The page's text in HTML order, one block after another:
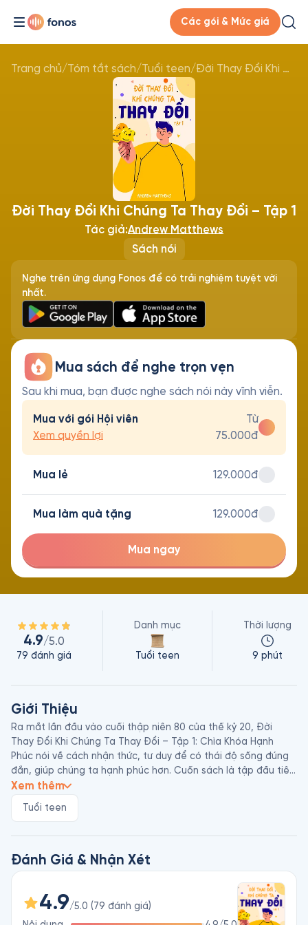
Các gói & Mức giá
Trang chủ/Tóm tắt sách/Tuổi teen/ Đời Thay Đổi Khi Chúng Ta Thay Đổi – Tập 1
Sách nói
Đời Thay Đổi Khi Chúng Ta Thay Đổi – Tập 1
Tác giả:Andrew Matthews
Nghe trên ứng dụng Fonos để có trải nghiệm tuyệt vời
nhất.
Mua sách để nghe trọn vẹn
Sau khi mua, bạn được nghe sách nói này vĩnh viễn.
Mua với gói Hội viên
Xem quyền lợi
Từ
75.000đ
Mua lẻ 129.000đ
Mua làm quà tặng 129.000đ
Mua ngay
4.9/5.0
79 đánh giá
Danh mục
Tuổi teen
Thời lượng
9 phút
Giới Thiệu
Ra mắt lần đầu vào cuối thập niên 80 của thế kỷ 20, Đời
Thay Đổi Khi Chúng Ta Thay Đổi – Tập 1: Chìa Khóa Hạnh
Phúc nói về cách nhận thức, tư duy để có thái độ sống đúng
đắn, giúp chúng ta hạnh phúc hơn. Cuốn sách là tập đầu tiên
trong bộ sách Đời Thay Đổi Khi Chúng Ta Thay Đổi gồm 5
tập. Riêng tập 1 này đã bán được 7 triệu bản, và được dịch ra
hơn 40 ngôn ngữ khác nhau, nhanh chóng đưa Andrew
Andrew Matthews sinh năm 1957, là một diễn giả và tác giả
nổi tiếng người Úc. Ông đã viết rất nhiều tác phẩm về chủ đề
phát triển bản thân, đồng thời cũng đảm nhiệm việc vẽ tranh
minh họa cho chính các tác phẩm của mình. Các tác phẩm
tiêu biểu của ông gồm bộ sách Đời Thay Đổi Khi Chúng Ta
Xem thêm
Tuổi teen
Đánh Giá & Nhận Xét
4.9/5.0 (79 đánh giá)